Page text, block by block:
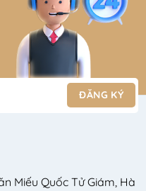
Miếu Quốc Tử Giám, Hà